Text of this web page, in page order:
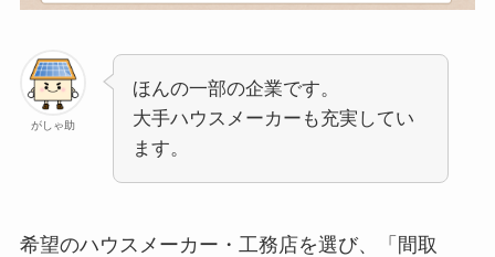
がしゃ助
ほんの一部の企業です。
大手ハウスメーカーも充実してい
ます。
希望のハウスメーカー・工務店を選び、「間取